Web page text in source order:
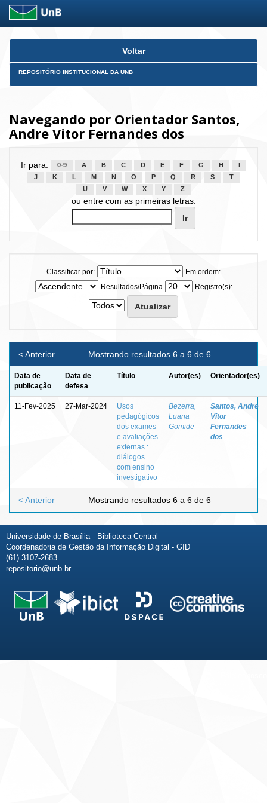
Skip
Voltar
REPOSITÓRIO INSTITUCIONAL DA UNB
Navegando por Orientador Santos,
Andre Vitor Fernandes dos
Ir para: 0-9 A B C D E F G H
J
K L M N O P Q R S
T
U
V W X Y Z
ou entre com as primeiras letras:
Classificar por:
Em ordem:
Resultados/Página
Registro(s):
Mostrando resultados 6 a 6 de 6
< Anterior
Data de
publicação
Data de
defesa
Título Autor(es) Orientador(es)
11-Fev-2025 27-Mar-2024
Usos
pedagógicos
dos exames
e avaliações
externas :
diálogos
com ensino
investigativo
Bezerra,
Luana
Gomide
Santos, Andre
Vitor
Fernandes
dos
Mostrando resultados 6 a 6 de 6
< Anterior
Universidade de Brasília - Biblioteca Central
Coordenadoria de Gestão da Informação Digital - GID
(61) 3107-2683
repositorio@unb.br